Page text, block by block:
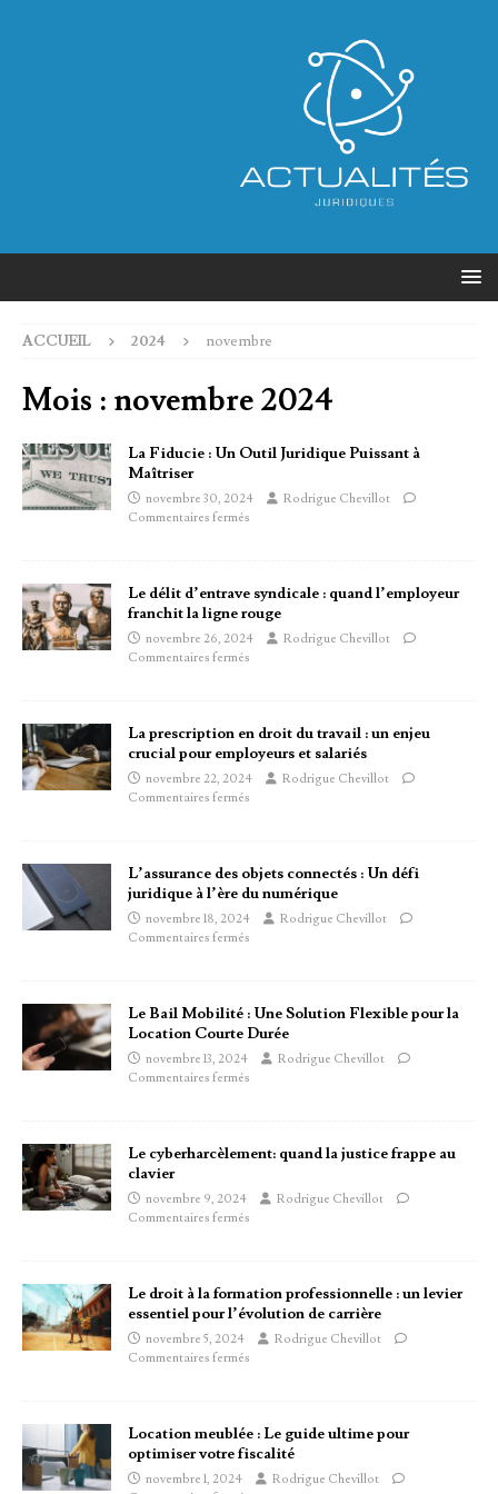
ACCUEIL 2024 novembre
Mois : novembre 2024
La Fiducie : Un Outil Juridique Puissant à
Maîtriser
novembre 30, 2024
Rodrigue Chevillot
Commentaires fermés
Le délit d’entrave syndicale : quand l’employeur
franchit la ligne rouge
novembre 26, 2024
Rodrigue Chevillot
Commentaires fermés
La prescription en droit du travail : un enjeu
crucial pour employeurs et salariés
novembre 22, 2024
Rodrigue Chevillot
Commentaires fermés
L’assurance des objets connectés : Un défi
juridique à l’ère du numérique
novembre 18, 2024
Rodrigue Chevillot
Commentaires fermés
Le Bail Mobilité : Une Solution Flexible pour la
Location Courte Durée
novembre 13, 2024
Rodrigue Chevillot
Commentaires fermés
Le cyberharcèlement: quand la justice frappe au
clavier
novembre 9, 2024
Rodrigue Chevillot
Commentaires fermés
Le droit à la formation professionnelle : un levier
essentiel pour l’évolution de carrière
novembre 5, 2024
Rodrigue Chevillot
Commentaires fermés
Location meublée : Le guide ultime pour
optimiser votre fiscalité
novembre 1, 2024
Rodrigue Chevillot